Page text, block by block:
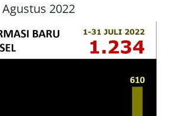
Presentasi
Agustus 2022